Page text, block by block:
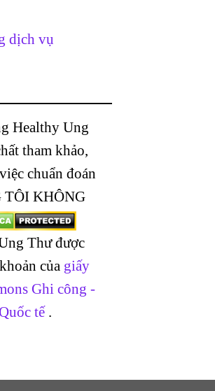
dịch vụ
Healthy Ung
tham khảo,
chuẩn đoán
TÔI KHÔNG
Thư được
của giấy
Ghi công -
tế .